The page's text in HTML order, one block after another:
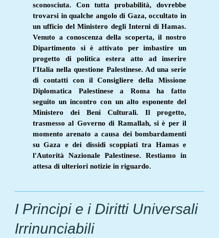
sconosciuta. Con tutta probabilità, dovrebbe
trovarsi in qualche angolo di Gaza, occultato in
un ufficio del Ministero degli Interni di Hamas.
Venuto a conoscenza della scoperta, il nostro
Dipartimento si è attivato per imbastire un
progetto di politica estera atto ad inserire
l'Italia nella questione Palestinese. Ad una serie
di contatti con il Consigliere della Missione
Diplomatica Palestinese a Roma ha fatto
seguito un incontro con un alto esponente del
Ministero dei Beni Culturali. Il progetto,
trasmesso al Governo di Ramallah, si è per il
momento arenato a causa dei bombardamenti
su Gaza e dei dissidi scoppiati tra Hamas e
l'Autorità Nazionale Palestinese. Restiamo in
attesa di ulteriori notizie in riguardo.
I Principi e i Diritti Universali
Irrinunciabili